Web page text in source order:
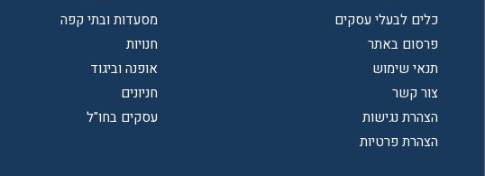
כלים לבעלי עסקים
פרסום באתר
תנאי שימוש
צור קשר
הצהרת נגישות
הצהרת פרטיות
מסעדות ובתי קפה
חנויות
אופנה וביגוד
חניונים
עסקים בחו"ל